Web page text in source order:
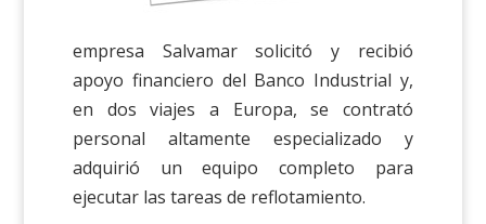
empresa Salvamar solicitó y recibió
apoyo financiero del Banco Industrial y,
en dos viajes a Europa, se contrató
personal altamente especializado y
adquirió un equipo completo para
ejecutar las tareas de reflotamiento.